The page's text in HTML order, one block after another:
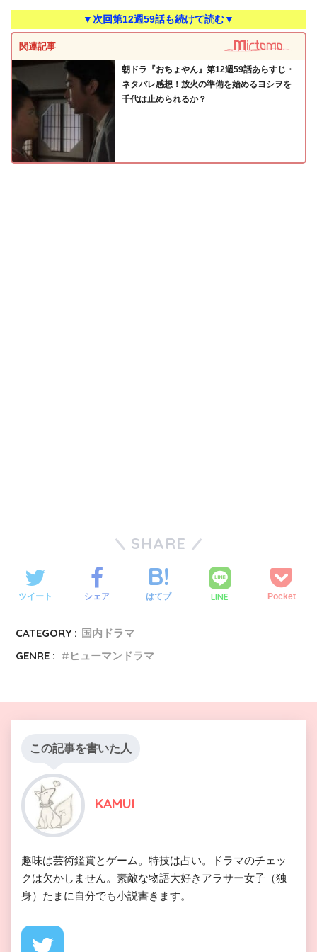
▼次回第12週59話も続けて読む▼
関連記事
朝ドラ『おちょやん』第12週59話あらすじ・
ネタバレ感想！放火の準備を始めるヨシヲを
千代は止められるか？
SHARE
ツイート シェア はてブ LINE Pocket
CATEGORY : 国内ドラマ
GENRE :
ヒューマンドラマ
この記事を書いた人
KAMUI
趣味は芸術鑑賞とゲーム。特技は占い。ドラマのチェッ
クは欠かしません。素敵な物語大好きアラサー女子（独
身）たまに自分でも小説書きます。